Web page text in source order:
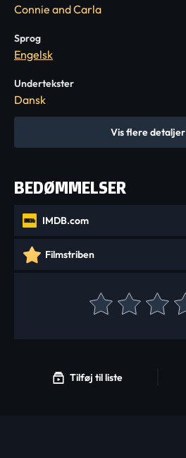
Connie and Carla
Sprog
Engelsk
Undertekster
Dansk
Vis flere detaljer
BEDØMMELSER
IMDB.com
Filmstriben
Tilføj til liste